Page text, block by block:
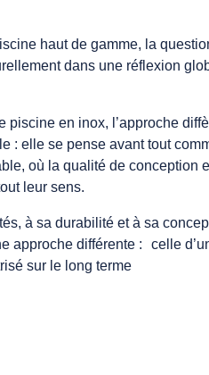
haut de gamme, la
dans une réflexion
piscine en inox, l’approche
: elle se pense avant tout
où la qualité de conception
leur sens.
à sa durabilité et à sa
approche différente : celle
sur le long terme